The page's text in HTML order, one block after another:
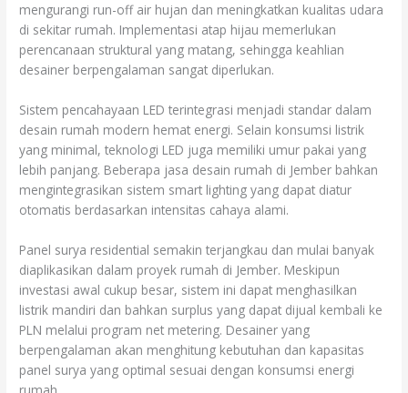
mengurangi run-off air hujan dan meningkatkan kualitas udara
di sekitar rumah. Implementasi atap hijau memerlukan
perencanaan struktural yang matang, sehingga keahlian
desainer berpengalaman sangat diperlukan.
Sistem pencahayaan LED terintegrasi menjadi standar dalam
desain rumah modern hemat energi. Selain konsumsi listrik
yang minimal, teknologi LED juga memiliki umur pakai yang
lebih panjang. Beberapa jasa desain rumah di Jember bahkan
mengintegrasikan sistem smart lighting yang dapat diatur
otomatis berdasarkan intensitas cahaya alami.
Panel surya residential semakin terjangkau dan mulai banyak
diaplikasikan dalam proyek rumah di Jember. Meskipun
investasi awal cukup besar, sistem ini dapat menghasilkan
listrik mandiri dan bahkan surplus yang dapat dijual kembali ke
PLN melalui program net metering. Desainer yang
berpengalaman akan menghitung kebutuhan dan kapasitas
panel surya yang optimal sesuai dengan konsumsi energi